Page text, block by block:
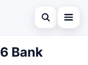
Open search
Bank